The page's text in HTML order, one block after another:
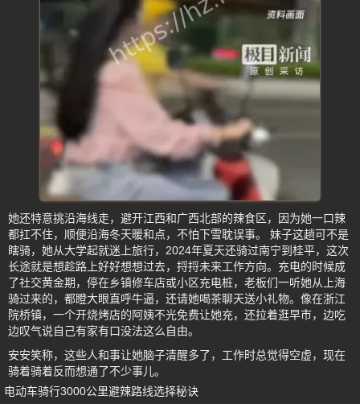
她还特意挑沿海线走，避开江西和广西北部的辣食区，因为她一口辣
都扛不住，顺便沿海冬天暖和点，不怕下雪耽误事。 妹子这趟可不是
瞎骑，她从大学起就迷上旅行，2024年夏天还骑过南宁到桂平，这次
长途就是想趁路上好好想想过去，捋捋未来工作方向。充电的时候成
了社交黄金期，停在乡镇修车店或小区充电桩，老板们一听她从上海
骑过来的，都瞪大眼直呼牛逼，还请她喝茶聊天送小礼物。像在浙江
院桥镇，一个开烧烤店的阿姨不光免费让她充，还拉着逛早市，边吃
边叹气说自己有家有口没法这么自由。
安安笑称，这些人和事让她脑子清醒多了，工作时总觉得空虚，现在
骑着骑着反而想通了不少事儿。
电动车骑行3000公里避辣路线选择秘诀